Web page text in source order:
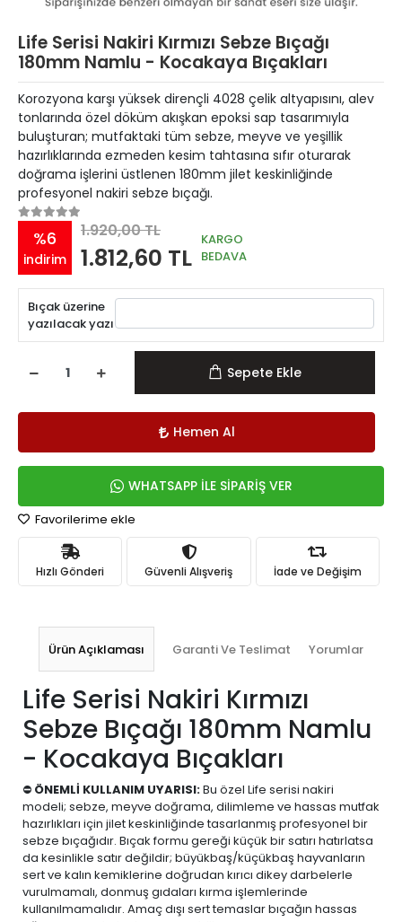
Life Serisi Nakiri Kırmızı Sebze Bıçağı
180mm Namlu - Kocakaya Bıçakları
Korozyona karşı yüksek dirençli 4028 çelik altyapısını, alev
tonlarında özel döküm akışkan epoksi sap tasarımıyla
buluşturan; mutfaktaki tüm sebze, meyve ve yeşillik
hazırlıklarında ezmeden kesim tahtasına sıfır oturarak
doğrama işlerini üstlenen 180mm jilet keskinliğinde
profesyonel nakiri sebze bıçağı.
%6
indirim
1.920,00 TL
1.812,60 TL
KARGO
BEDAVA
Bıçak üzerine
yazılacak yazı
Sepete Ekle
Hemen Al
WHATSAPP İLE SİPARİŞ VER
Favorilerime ekle
Hızlı Gönderi Güvenli Alışveriş İade ve Değişim
Ürün Açıklaması Garanti Ve Teslimat Yorumlar
Life Serisi Nakiri Kırmızı
Sebze Bıçağı 180mm Namlu
- Kocakaya Bıçakları
⛔ ÖNEMLİ KULLANIM UYARISI:Bu özel Life serisi nakiri
modeli; sebze, meyve doğrama, dilimleme ve hassas mutfak
hazırlıkları için jilet keskinliğinde tasarlanmış profesyonel bir
sebze bıçağıdır. Bıçak formu gereği küçük bir satırı hatırlatsa
da kesinlikle satır değildir; büyükbaş/küçükbaş hayvanların
sert ve kalın kemiklerine doğrudan kırıcı dikey darbelerle
vurulmamalı, donmuş gıdaları kırma işlemlerinde
kullanılmamalıdır. Amaç dışı sert temaslar bıçağın hassas